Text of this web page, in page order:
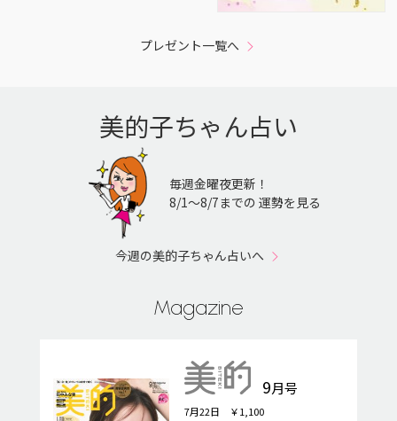
プレゼント一覧へ
美的子ちゃん占い
毎週金曜夜更新！
8/1〜8/7までの 運勢を見る
今週の美的子ちゃん占いへ
Magazine
9月号
7月22日 ￥1,100